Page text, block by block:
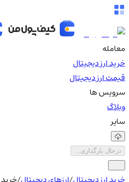
معامله
خرید ارز دیجیتال
قیمت ارز دیجیتال
سرویس ها
وبلاگ
سایر
درحال بارگذاری...